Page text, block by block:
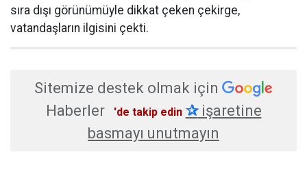
sıra dışı görünümüyle dikkat çeken çekirge,
vatandaşların ilgisini çekti.
Sitemize destek olmak için
Haberler
'de takip edin ✰işaretine
basmayı unutmayın